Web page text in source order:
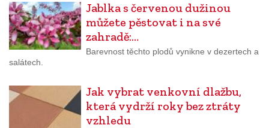
Jablka s červenou dužinou
můžete pěstovat i na své
zahradě:…
Barevnost těchto plodů vynikne v dezertech a
salátech.
Jak vybrat venkovní dlažbu,
která vydrží roky bez ztráty
vzhledu